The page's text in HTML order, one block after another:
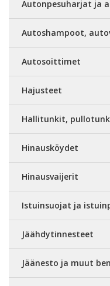
Autonpesuharjat ja
Autoshampoot,
Autosoittimet
Hajusteet
Hallitunkit,
Hinausköydet
Hinausvaijerit
Istuinsuojat ja
Jäähdytinnesteet
Jäänesto ja muut